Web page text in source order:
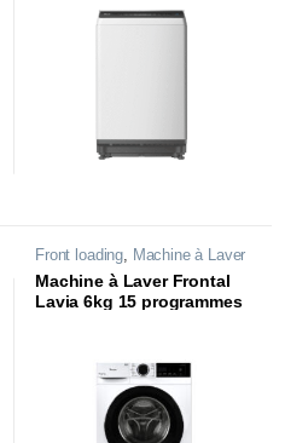
Front loading, Machine à Laver
Machine à Laver Frontal
Lavia 6kg 15 programmes